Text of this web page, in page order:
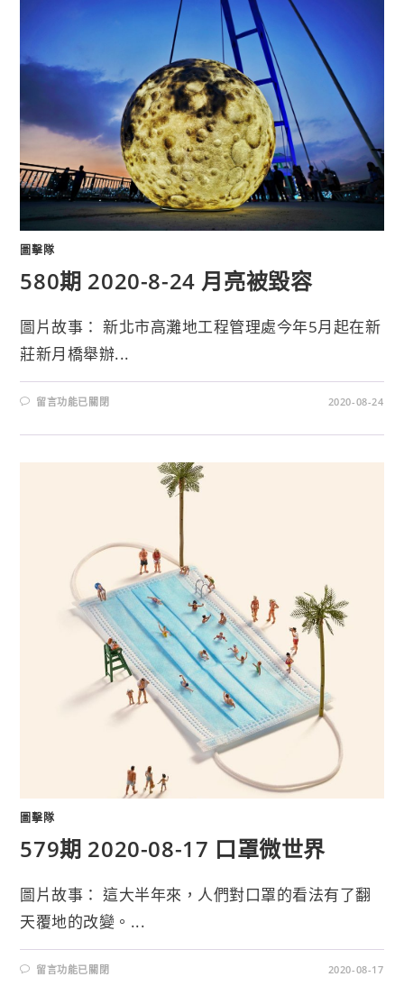
圖擊隊
580期 2020-8-24 月亮被毀容
圖片故事： 新北市高灘地工程管理處今年5月起在新
莊新月橋舉辦...
留言功能已關閉 2020-08-24
圖擊隊
579期 2020-08-17 口罩微世界
圖片故事： 這大半年來，人們對口罩的看法有了翻
天覆地的改變。...
留言功能已關閉 2020-08-17